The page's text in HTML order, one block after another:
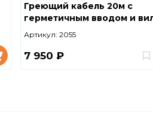
Греющий кабель 20м с
герметичным вводом и
В ТРУБУ
Артикул: 2055
7 950 ₽